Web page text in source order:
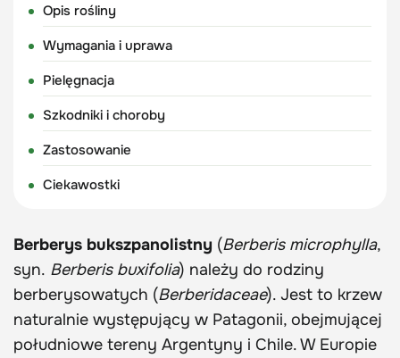
Opis rośliny
Wymagania i uprawa
Pielęgnacja
Szkodniki i choroby
Zastosowanie
Ciekawostki
Berberys bukszpanolistny (Berberis microphylla,
syn. Berberis buxifolia) należy do rodziny
berberysowatych (Berberidaceae). Jest to krzew
naturalnie występujący w Patagonii, obejmującej
południowe tereny Argentyny i Chile. W Europie